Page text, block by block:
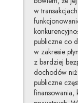
w
publiczne co
w zakresie
z bardziej
dochodów niż
publiczne
finansowania,